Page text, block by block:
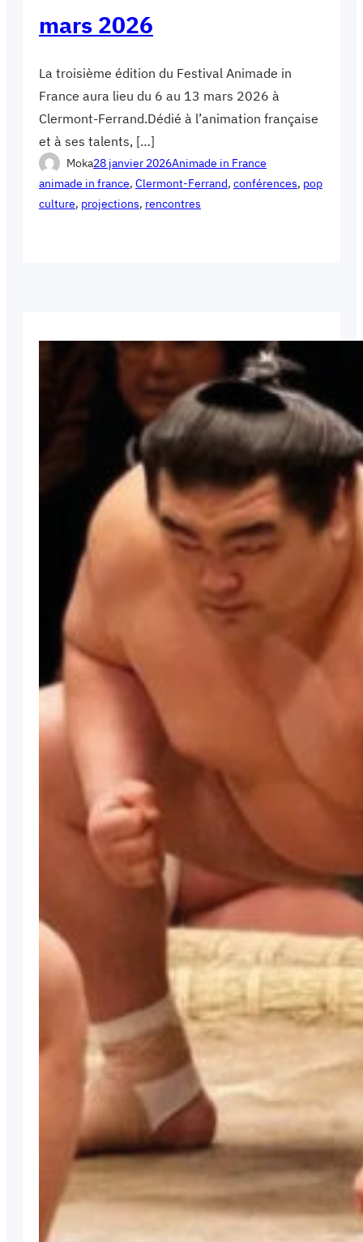
mars 2026
La troisième édition du Festival Animade in
France aura lieu du 6 au 13 mars 2026 à
Clermont-Ferrand.Dédié à l’animation française
et à ses talents, […]
Moka28 janvier 2026Animade in France
animade in france, Clermont-Ferrand, conférences, pop
culture, projections, rencontres